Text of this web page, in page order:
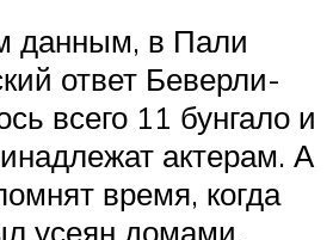
данным, в Пали
ответ Беверли-
всего 11 бунгало и
актерам. А
время, когда
усеян домами,